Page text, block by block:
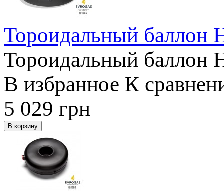
Тороидальный
Тороидальный
В избранное К
5 029 грн